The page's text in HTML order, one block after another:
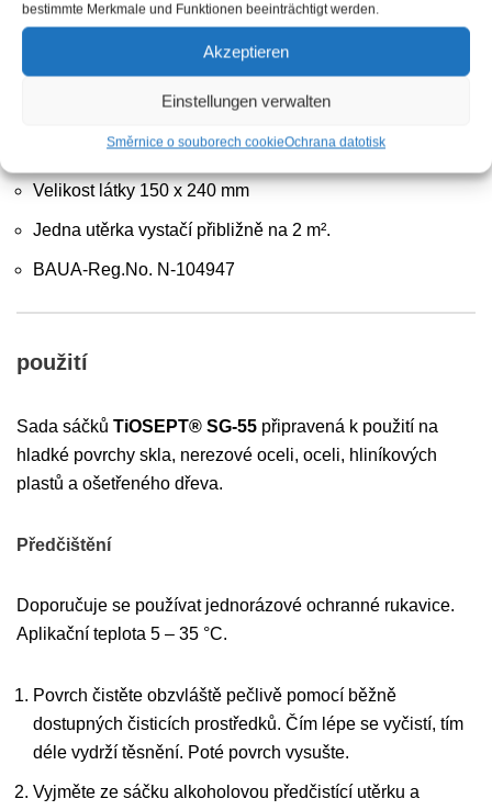
bestimmte Merkmale und Funktionen beeinträchtigt werden.
Akzeptieren
Einstellungen verwalten
Směrnice o souborech cookieOchrana datotisk
Sáčky (jednotlivě balené vlhčené ubrousky)
Sáček 1: Předčistící hadřík napuštěný IPA
(isopropanolem) 99 %.
Sáček 2: Těsnicí tkanina napuštěná TiOSEPT® SG-55
Viskózové rouno, bez plastů, 60 g/m²
Velikost látky 150 x 240 mm
Jedna utěrka vystačí přibližně na 2 m².
BAUA-Reg.No. N-104947
použití
Sada sáčků TiOSEPT® SG-55 připravená k použití na
hladké povrchy skla, nerezové oceli, oceli, hliníkových
plastů a ošetřeného dřeva.
Předčištění
Doporučuje se používat jednorázové ochranné rukavice.
Aplikační teplota 5 – 35 °C.
Povrch čistěte obzvláště pečlivě pomocí běžně
dostupných čisticích prostředků. Čím lépe se vyčistí, tím
déle vydrží těsnění. Poté povrch vysušte.
Vyjměte ze sáčku alkoholovou předčistící utěrku a